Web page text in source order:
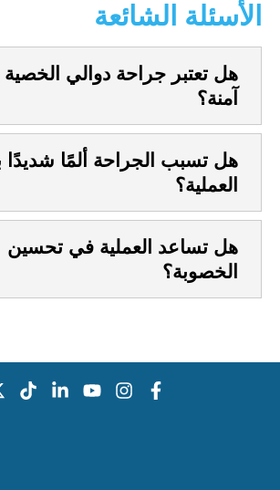
الأسئلة الشائعة
هل تعتبر جراحة دوالي الخصية
آمنة؟
هل تسبب الجراحة ألمًا شديدًا
العملية؟
هل تساعد العملية في تحسين
الخصوبة؟